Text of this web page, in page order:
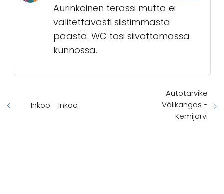
Aurinkoinen terassi mutta ei
valitettavasti siistimmästä
päästä. WC tosi siivottomassa
kunnossa.
Inkoo - Inkoo
Autotarvike
Välikangas -
Kemijärvi